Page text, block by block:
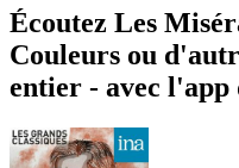
Écoutez Les
Couleurs ou
entier - avec